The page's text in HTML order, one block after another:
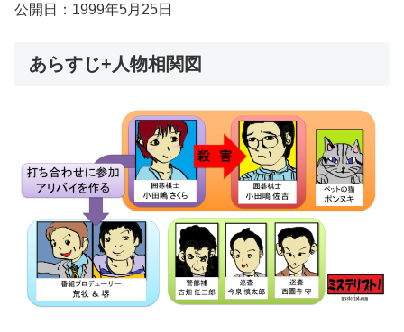
公開日：1999年5月25日
あらすじ+人物相関図